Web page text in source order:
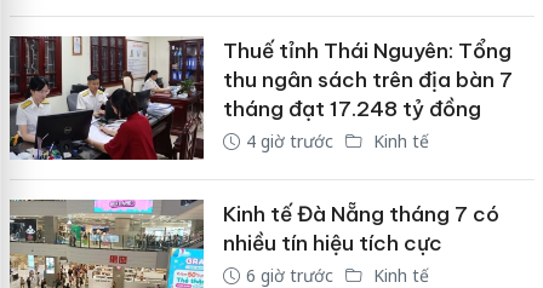
Thuế tỉnh Thái Nguyên: Tổng
thu ngân sách trên địa bàn 7
tháng đạt 17.248 tỷ đồng
4 giờ trước Kinh tế
Kinh tế Đà Nẵng tháng 7 có
nhiều tín hiệu tích cực
6 giờ trước Kinh tế